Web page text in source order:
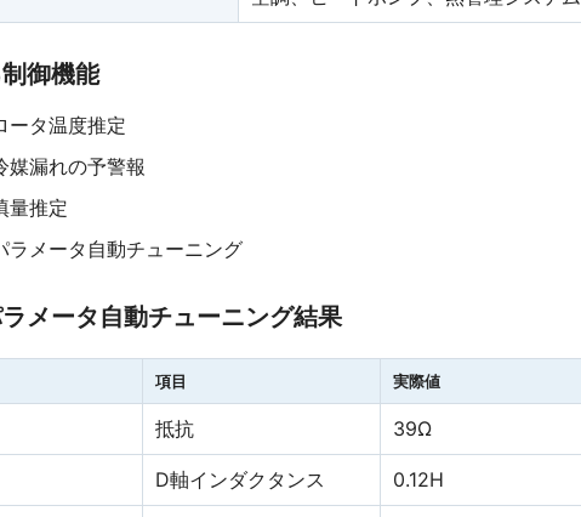
御機能
ータ温度推定
媒漏れの予警報
量推定
ラメータ自動チューニング
メータ自動チューニング結果
項目 実際値
抵抗 39Ω
D軸インダクタンス 0.12H